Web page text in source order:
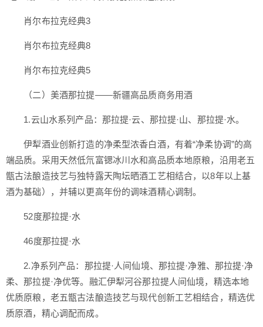
肖尔布拉克经典3
肖尔布拉克经典8
肖尔布拉克经典5
（二）美酒那拉提——新疆高品质商务用酒
1.云山水系列产品：那拉提·云、那拉提·山、那拉提·水。
伊犁酒业创新打造的净柔型浓香白酒，有着“净柔协调”的高
端品质。采用天然低氘富锶冰川水和高品质本地原粮，沿用老五
甑古法酿造技艺与独特露天陶坛晒酒工艺相结合，以8年以上基
酒为基础），并辅以更高年份的调味酒精心调制。
52度那拉提·水
46度那拉提·水
2.净系列产品：那拉提·人间仙境、那拉提·净雅、那拉提·净
柔、那拉提·净优等。融汇伊犁河谷那拉提人间仙境，精选本地
优质原粮，老五甑古法酿造技艺与现代创新工艺相结合，精选优
质原酒，精心调配而成。